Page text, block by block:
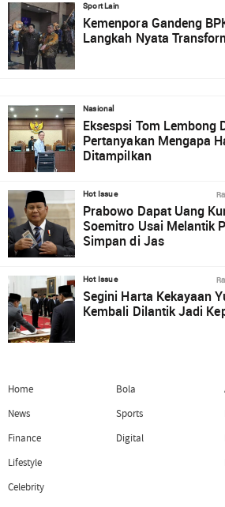
Sport Lain
Kemenpora Gandeng
Langkah Nyata
Nasional
Eksespsi Tom Lembong
Pertanyakan Mengapa
Ditampilkan
Hot Issue
Prabowo Dapat Uang
Soemitro Usai Melantik
Simpan di Jas
Hot Issue
Segini Harta Kekayaan
Kembali Dilantik Jadi
Home
News
Finance
Lifestyle
Celebrity
Bola
Sports
Digital